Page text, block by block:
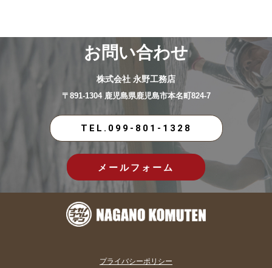
お問い合わせ
株式会社 永野工務店
〒891-1304 鹿児島県鹿児島市本名町824-7
TEL.099-801-1328
メールフォーム
プライバシーポリシー